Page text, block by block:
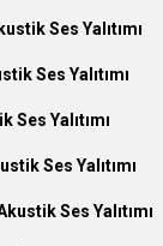
Ses Yalıtımı
Ses Yalıtımı
Ses Yalıtımı
Ses Yalıtımı
Ses Yalıtımı